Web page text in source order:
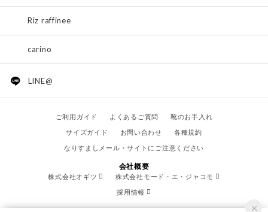
Riz raffinee
carino
LINE@
ご利用ガイド よくあるご質問
靴のお手入れ
サイズガイド
お問い合わせ
各種規約
なりすましメール・サイトにご注意ください
会社概要
株式会社オギツ
株式会社モード・エ・ジャコモ
採用情報